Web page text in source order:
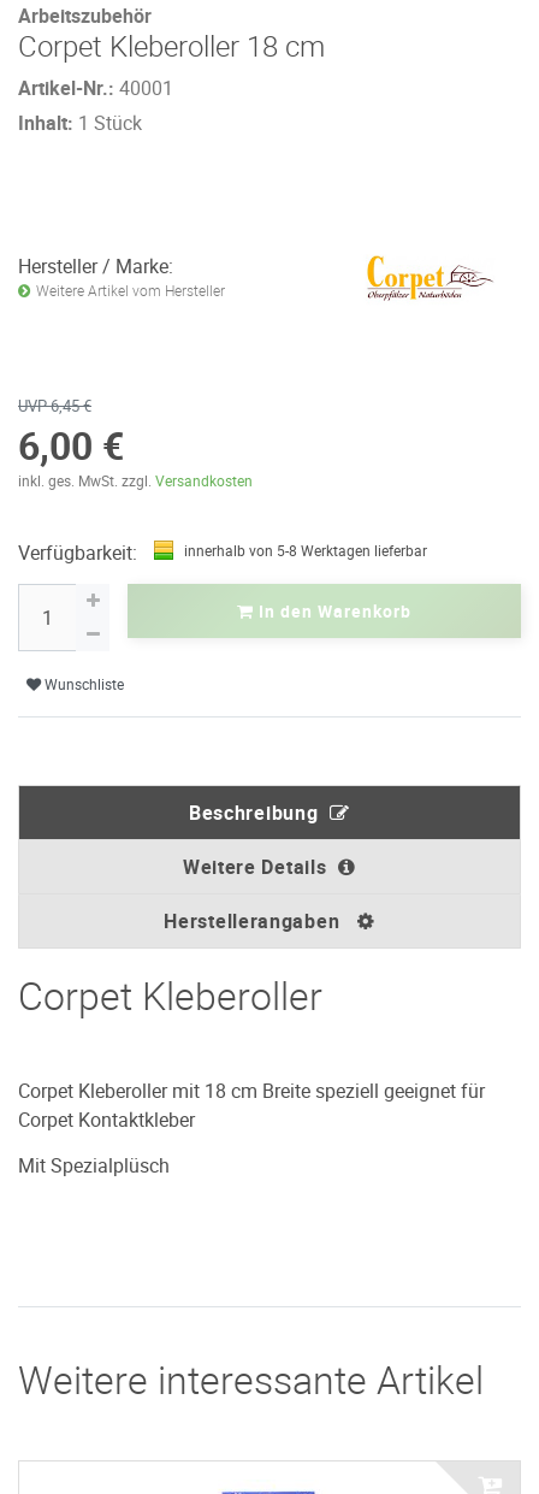
Arbeitszubehör
Corpet Kleberoller 18 cm
Artikel-Nr.: 40001
Inhalt: 1 Stück
Hersteller / Marke:
Weitere Artikel vom Hersteller
UVP 6,45 €
6,00 €
inkl. ges. MwSt. zzgl. Versandkosten
Verfügbarkeit: innerhalb von 5-8 Werktagen lieferbar
In den Warenkorb
Wunschliste
Beschreibung
Weitere Details
Herstellerangaben
Corpet Kleberoller
Corpet Kleberoller mit 18 cm Breite speziell geeignet für
Corpet Kontaktkleber
Mit Spezialplüsch
Weitere interessante Artikel